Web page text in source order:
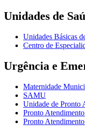
Unidades de
Unidades Básicas
Centro de
Urgência e
Maternidade
SAMU
Unidade de Pronto
Pronto
Pronto